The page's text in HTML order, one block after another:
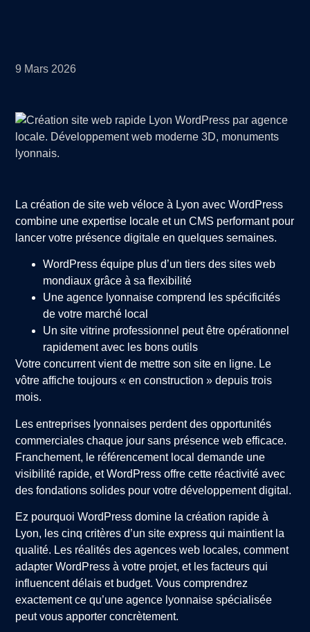
9 Mars 2026
La création de site web véloce à Lyon avec WordPress
combine une expertise locale et un CMS performant pour
lancer votre présence digitale en quelques semaines.
WordPress équipe plus d’un tiers des sites web
mondiaux grâce à sa flexibilité
Une agence lyonnaise comprend les spécificités
de votre marché local
Un site vitrine professionnel peut être opérationnel
rapidement avec les bons outils
Votre concurrent vient de mettre son site en ligne. Le
vôtre affiche toujours « en construction » depuis trois
mois.
Les entreprises lyonnaises perdent des opportunités
commerciales chaque jour sans présence web efficace.
Franchement, le référencement local demande une
visibilité rapide, et WordPress offre cette réactivité avec
des fondations solides pour votre développement digital.
Ez pourquoi WordPress domine la création rapide à
Lyon, les cinq critères d’un site express qui maintient la
qualité. Les réalités des agences web locales, comment
adapter WordPress à votre projet, et les facteurs qui
influencent délais et budget. Vous comprendrez
exactement ce qu’une agence lyonnaise spécialisée
peut vous apporter concrètement.